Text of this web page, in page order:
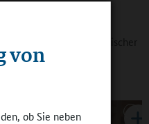
von
ob Sie neben
Anbieter außerschulischer
Schultags durch die